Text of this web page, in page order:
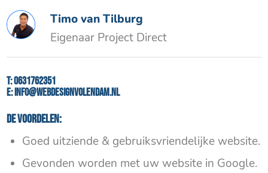
Timo van Tilburg
Eigenaar Project Direct
T:0631762351
E:info@webdesignvolendam.nl
De voordelen:
Goed uitziende & gebruiksvriendelijke website.
Gevonden worden met uw website in Google.